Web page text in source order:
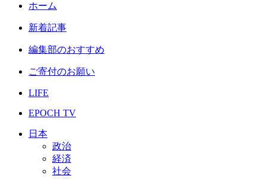
ホーム
新着記事
編集部のおすすめ
ご寄付のお願い
LIFE
EPOCH TV
日本
政治
経済
社会